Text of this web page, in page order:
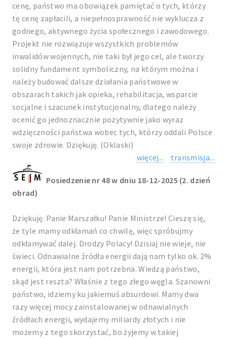
cenę, państwo ma obowiązek pamiętać o tych, którzy
tę cenę zapłacili, a niepełnosprawność nie wyklucza z
godnego, aktywnego życia społecznego i zawodowego.
Projekt nie rozwiązuje wszystkich problemów
inwalidów wojennych, nie taki był jego cel, ale tworzy
solidny fundament symboliczny, na którym można i
należy budować dalsze działania państwowe w
obszarach takich jak opieka, rehabilitacja, wsparcie
socjalne i szacunek instytucjonalny, dlatego należy
ocenić go jednoznacznie pozytywnie jako wyraz
wdzięczności państwa wobec tych, którzy oddali Polsce
swoje zdrowie. Dziękuję. (Oklaski)
więcej...
transmisja...
Posiedzenie nr 48 w dniu 18-12-2025 (2. dzień
obrad)
Dziękuję. Panie Marszałku! Panie Ministrze! Cieszę się,
że tyle mamy odkłamań co chwilę, więc spróbujmy
odkłamywać dalej. Drodzy Polacy! Dzisiaj nie wieje, nie
świeci. Odnawialne źródła energii dają nam tylko ok. 2%
energii, która jest nam potrzebna. Wiedzą państwo,
skąd jest reszta? Właśnie z tego złego węgla. Szanowni
państwo, idziemy ku jakiemuś absurdowi. Mamy dwa
razy więcej mocy zainstalowanej w odnawialnych
źródłach energii, wydajemy miliardy złotych i nie
możemy z tego skorzystać, bo żyjemy w takiej